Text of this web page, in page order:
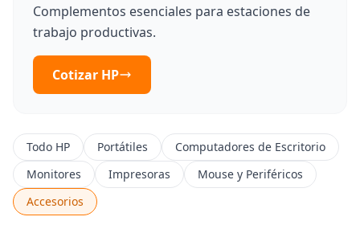
Complementos esenciales para estaciones de
trabajo productivas.
Cotizar HP
Todo HP Portátiles
Computadores de Escritorio
Monitores
Impresoras
Mouse y Periféricos
Accesorios